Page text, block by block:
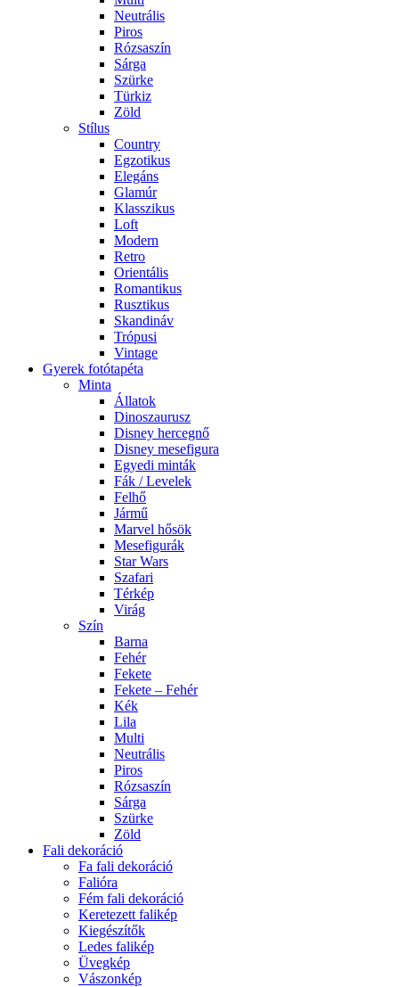
Neutrális
Piros
Rózsaszín
Sárga
Szürke
Türkiz
Zöld
Stílus
Country
Egzotikus
Elegáns
Glamúr
Klasszikus
Loft
Modern
Retro
Orientális
Romantikus
Rusztikus
Skandináv
Trópusi
Vintage
Gyerek fotótapéta
Minta
Állatok
Dinoszaurusz
Disney hercegnő
Disney mesefigura
Egyedi minták
Fák / Levelek
Felhő
Jármű
Marvel hősök
Mesefigurák
Star Wars
Szafari
Térkép
Virág
Szín
Barna
Fehér
Fekete
Fekete – Fehér
Kék
Lila
Multi
Neutrális
Piros
Rózsaszín
Sárga
Szürke
Zöld
Fali dekoráció
Fa fali dekoráció
Falióra
Fém fali dekoráció
Keretezett falikép
Kiegészítők
Ledes falikép
Üvegkép
Vászonkép